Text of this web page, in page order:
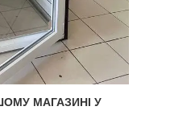
МАГАЗИНІ У